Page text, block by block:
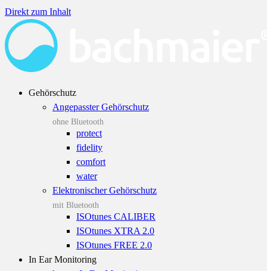
Direkt zum Inhalt
Gehörschutz
Angepasster Gehörschutz
ohne Bluetooth
protect
fidelity
comfort
water
Elektronischer Gehörschutz
mit Bluetooth
ISOtunes CALIBER
ISOtunes XTRA 2.0
ISOtunes FREE 2.0
In Ear Monitoring